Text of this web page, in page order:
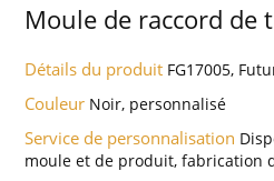
Moule de raccord de
Détails du produit FG17005,
Couleur Noir, personnalisé
Service de personnalisation
moule et de produit, fabrication